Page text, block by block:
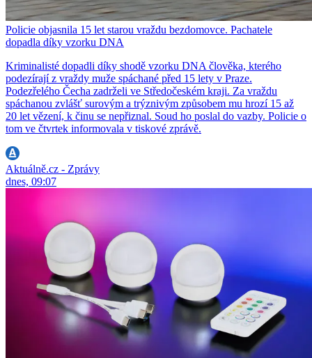
Policie objasnila 15 let starou vraždu bezdomovce. Pachatele
dopadla díky vzorku DNA
Kriminalisté dopadli díky shodě vzorku DNA člověka, kterého
podezírají z vraždy muže spáchané před 15 lety v Praze.
Podezřelého Čecha zadrželi ve Středočeském kraji. Za vraždu
spáchanou zvlášť surovým a trýznivým způsobem mu hrozí 15 až
20 let vězení, k činu se nepřiznal. Soud ho poslal do vazby. Policie o
tom ve čtvrtek informovala v tiskové zprávě.
Aktuálně.cz - Zprávy
dnes, 09:07